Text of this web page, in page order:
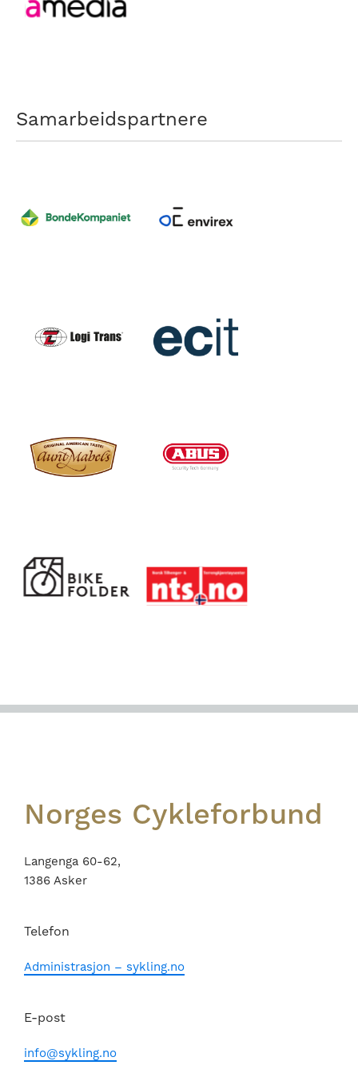
Samarbeidspartnere
Footer
Norges Cykleforbund
Langenga 60-62,
1386 Asker
Telefon
Administrasjon – sykling.no
E-post
info@sykling.no